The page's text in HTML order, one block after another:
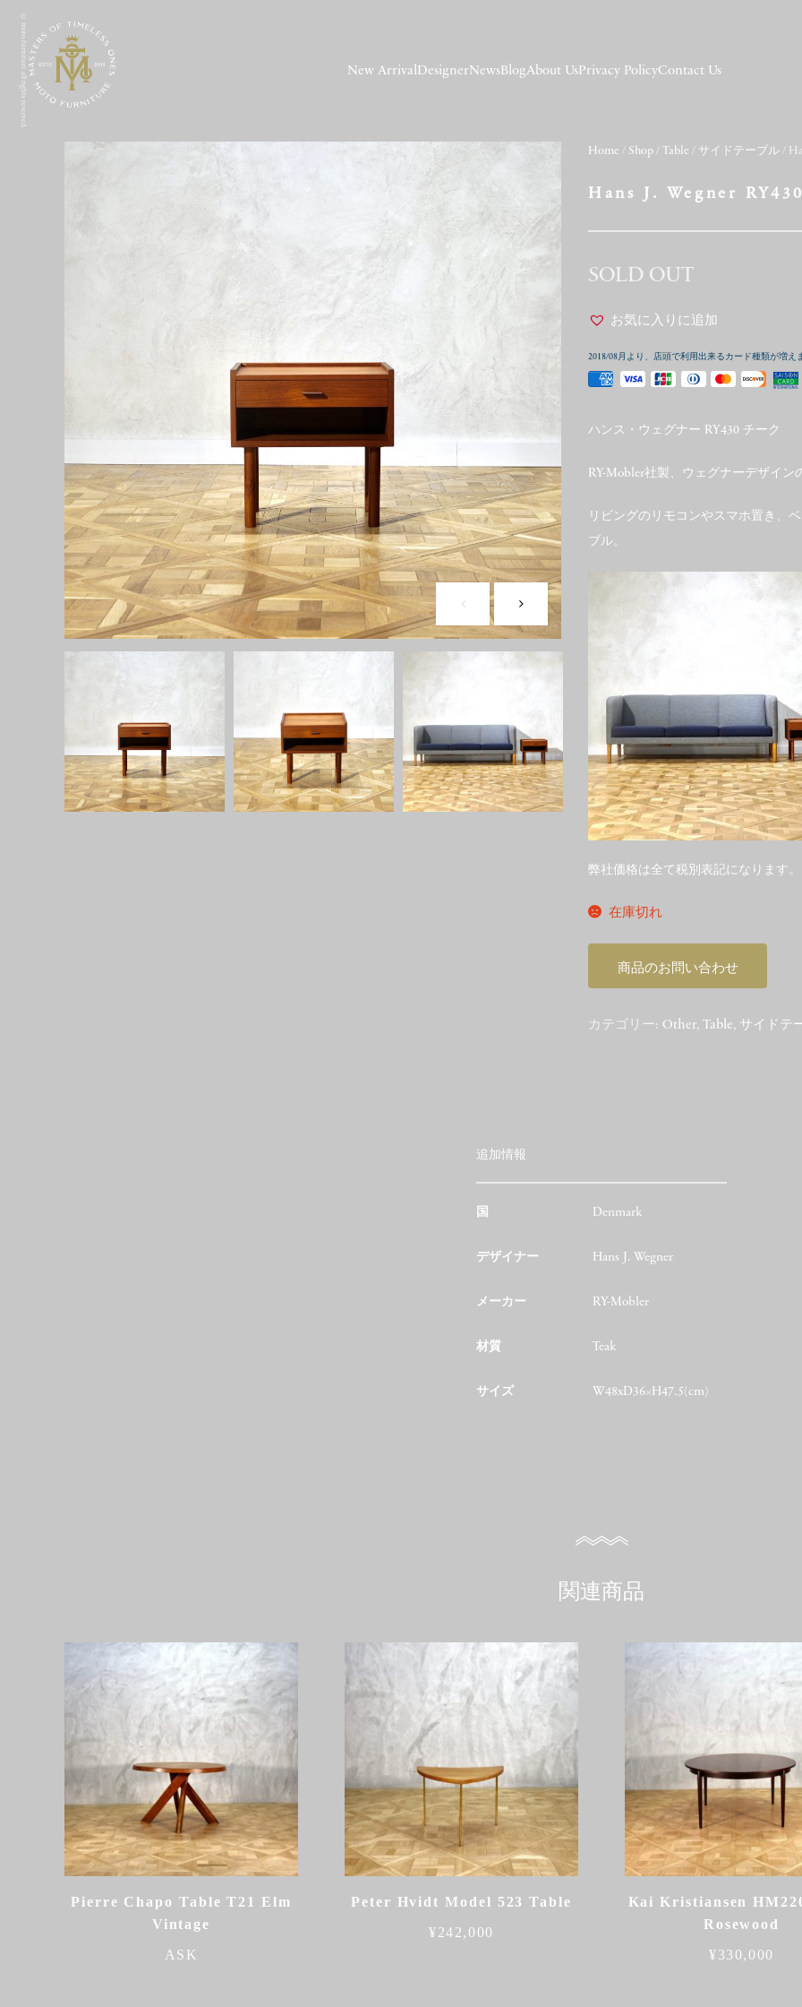
© moto furniture all rights reserved. New Arrival DesignerNewsBlogAbout UsPrivacy PolicyContact Us
Home / Shop / Table / サイドテーブル /
Hans J. Wegner
SOLD OUT
お気に入りに追加
2018/08月より、店頭で利用出来るカード種類が増え
ハンス・ウェグナー RY430 チーク
RY-Mobler社製、ウェグナーデザイン
リビングのリモコンやスマホ置き、
ブル。
弊社価格は全て税別表記になります。
在庫切れ
商品のお問い合わせ
カテゴリー: Other, Table, サイドテ
追加情報
国 Denmark
デザイナー Hans J. Wegner
メーカー RY-Mobler
材質 Teak
サイズ W48xD36×H47.5(cm)
関連商品
Pierre Chapo Table T21 Elm
Vintage
ASK
Peter Hvidt Model 523 Table
¥242,000
Kai Kristiansen
Rosewood
¥330,000